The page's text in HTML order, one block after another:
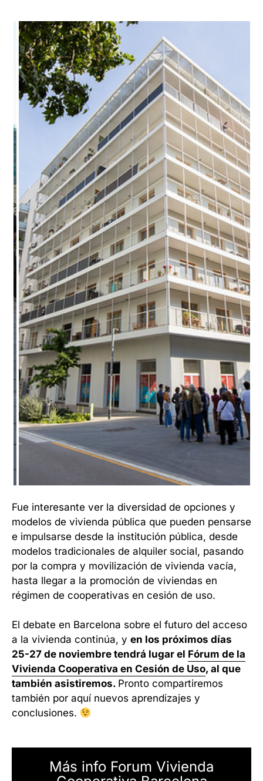
Fue interesante ver la diversidad de opciones y
modelos de vivienda pública que pueden pensarse
e impulsarse desde la institución pública, desde
modelos tradicionales de alquiler social, pasando
por la compra y movilización de vivienda vacía,
hasta llegar a la promoción de viviendas en
régimen de cooperativas en cesión de uso.
El debate en Barcelona sobre el futuro del acceso
a la vivienda continúa, y en los próximos días
25-27 de noviembre tendrá lugar el Fórum de la
Vivienda Cooperativa en Cesión de Uso, al que
también asistiremos. Pronto compartiremos
también por aquí nuevos aprendizajes y
conclusiones.
Más info Forum Vivienda